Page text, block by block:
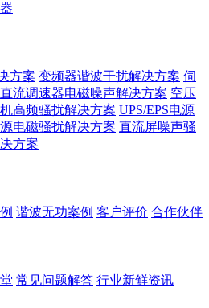
方案 变频器谐波干扰解决方案 伺
直流调速器电磁噪声解决方案 空压
高频骚扰解决方案 UPS/EPS电源
电磁骚扰解决方案 直流屏噪声骚
方案
谐波无功案例 客户评价 合作伙伴
常见问题解答 行业新鲜资讯